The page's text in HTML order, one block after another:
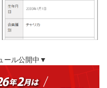
ール公開中▼